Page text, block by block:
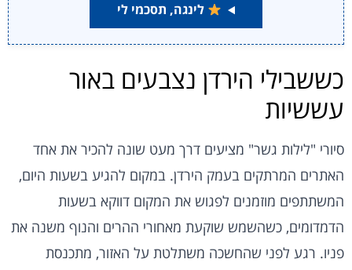
לינגה, תסכמי לי
כששבילי הירדן נצבעים באור
עששיות
סיורי "לילות גשר" מציעים דרך מעט שונה להכיר את אחד
האתרים המרתקים בעמק הירדן. במקום להגיע בשעות היום,
המשתתפים מוזמנים לפגוש את המקום דווקא בשעות
הדמדומים, כשהשמש שוקעת מאחורי ההרים והנוף משנה את
פניו. רגע לפני שהחשכה משתלטת על האזור, מתכנסת